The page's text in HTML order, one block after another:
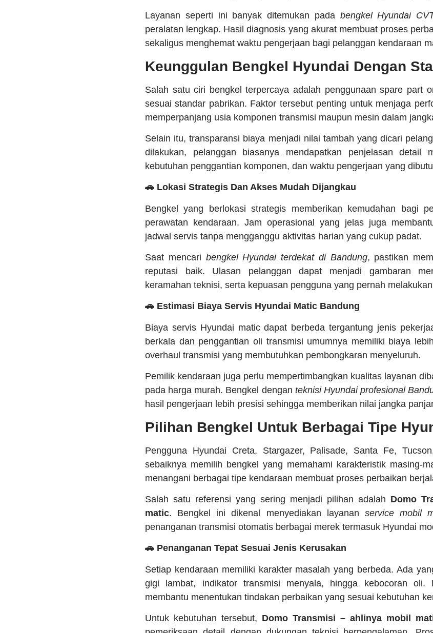
Layanan seperti ini banyak ditemukan pada bengkel Hyundai
peralatan lengkap. Hasil diagnosis yang akurat membuat proses
sekaligus menghemat waktu pengerjaan bagi pelanggan kendaraan
Keunggulan Bengkel Hyundai Dengan
Salah satu ciri bengkel terpercaya adalah penggunaan spare part
sesuai standar pabrikan. Faktor tersebut penting untuk menjaga
memperpanjang usia komponen transmisi maupun mesin dalam
Selain itu, transparansi biaya menjadi nilai tambah yang dicari
dilakukan, pelanggan biasanya mendapatkan penjelasan detail
kebutuhan penggantian komponen, dan waktu pengerjaan yang
🚗 Lokasi Strategis Dan Akses Mudah Dijangkau
Bengkel yang berlokasi strategis memberikan kemudahan bagi
perawatan kendaraan. Jam operasional yang jelas juga
jadwal servis tanpa mengganggu aktivitas harian yang cukup padat.
Saat mencari bengkel Hyundai terdekat di Bandung, pastikan
reputasi baik. Ulasan pelanggan dapat menjadi gambaran
keramahan teknisi, serta kepuasan pengguna yang pernah
🚗 Estimasi Biaya Servis Hyundai Matic Bandung
Biaya servis Hyundai matic dapat berbeda tergantung jenis
berkala dan penggantian oli transmisi umumnya memiliki biaya
overhaul transmisi yang membutuhkan pembongkaran menyeluruh.
Pemilik kendaraan juga perlu mempertimbangkan kualitas layanan
pada harga murah. Bengkel dengan teknisi Hyundai profesional
hasil pengerjaan lebih presisi sehingga memberikan nilai jangka
Pilihan Bengkel Untuk Berbagai Tipe
Pengguna Hyundai Creta, Stargazer, Palisade, Santa Fe,
sebaiknya memilih bengkel yang memahami karakteristik masing-
menangani berbagai tipe kendaraan membuat proses perbaikan
Salah satu referensi yang sering menjadi pilihan adalah Domo
matic. Bengkel ini dikenal menyediakan layanan service mobil
penanganan transmisi otomatis berbagai merek termasuk Hyundai
🚗 Penanganan Tepat Sesuai Jenis Kerusakan
Setiap kendaraan memiliki karakter masalah yang berbeda. Ada
gigi lambat, indikator transmisi menyala, hingga kebocoran oli.
membantu menentukan tindakan perbaikan yang sesuai kebutuhan
Untuk kebutuhan tersebut, Domo Transmisi – ahlinya mobil